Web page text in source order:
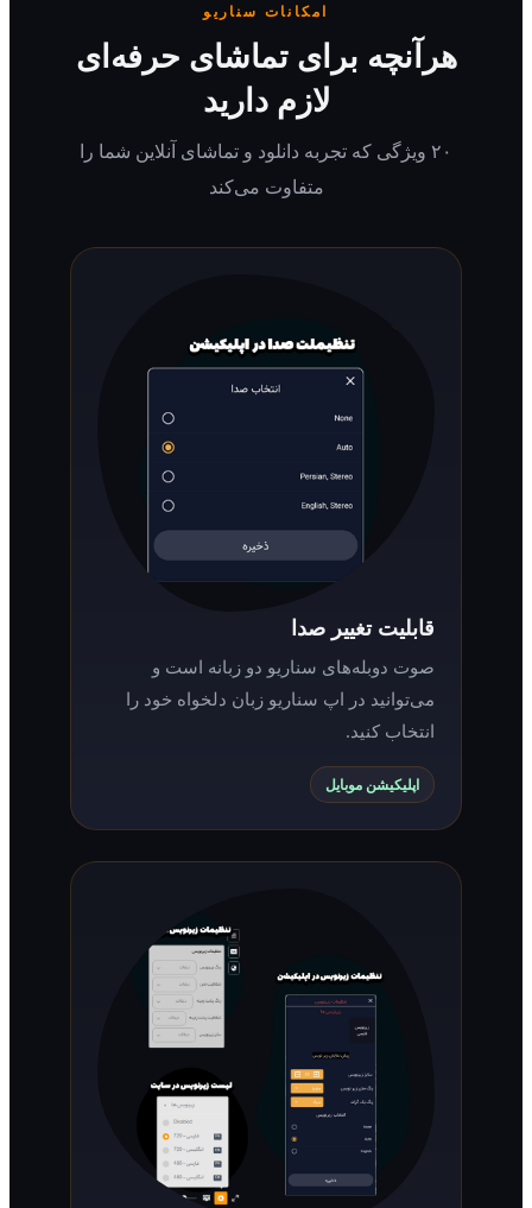
امکانات سناریو
برای تماشای حرفه‌ای
لازم دارید
۲۰ ویژگی که تجربه دانلود و تماشای آنلاین شما را
متفاوت می‌کند
قابلیت تغییر صدا
صوت دوبله‌های سناریو دو زبانه است و
می‌توانید در اپ سناریو زبان دلخواه خود را
انتخاب کنید.
اپلیکیشن موبایل